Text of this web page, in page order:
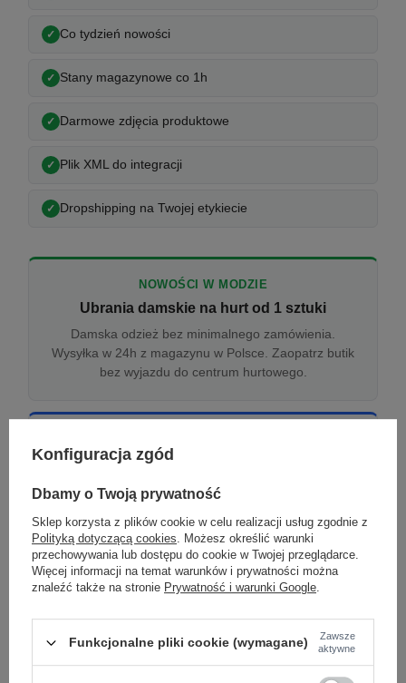
Co tydzień nowości
Stany magazynowe co 1h
Darmowe zdjęcia produktowe
Plik XML do integracji
Dropshipping na Twojej etykiecie
NOWOŚCI W MODZIE
Ubrania damskie na hurt od 1 sztuki
Damska odzież bez minimalnego zamówienia.
Wysyłka w 24h z magazynu w Polsce. Zaopatrz butik
bez wyjazdu do centrum hurtowego.
Odzież damska hurtowo online
Internetowa hurtownia damska z plikiem XML/CSV.
Aktualizacja stanów co godzinę.
DROPSHIPPING
Damskie ubrania w dropshippingu
Hurt odzieży damskiej z wysyłką na etykiecie Twojego
sklepu w całej UE. Zero magazynu, zero
Konfiguracja zgód
Dbamy o Twoją prywatność
Sklep korzysta z plików cookie w celu realizacji usług zgodnie z
Polityką dotyczącą cookies. Możesz określić warunki
przechowywania lub dostępu do cookie w Twojej przeglądarce.
Więcej informacji na temat warunków i prywatności można
znaleźć także na stronie Prywatność i warunki Google.
Funkcjonalne pliki cookie (wymagane)
Zawsze
aktywne